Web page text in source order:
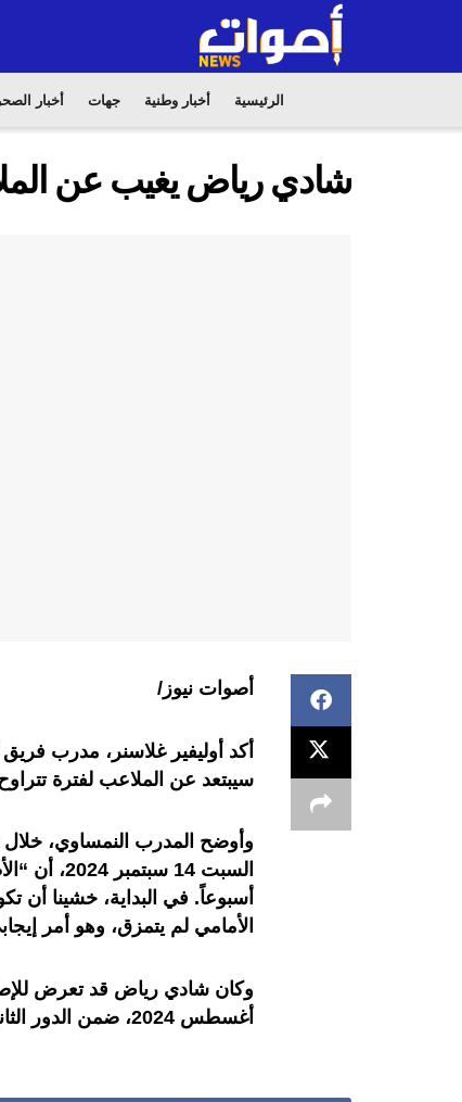
الرئيسية أخبار وطنية جهات أخبار
شادي رياض يغيب عن
أصوات نيوز/
أكد أوليفير غلاسنر، مدرب
سيبتعد عن الملاعب لفترة تتراوح بين 8 إلى 12 أسبوعاً بسبب
وأوضح المدرب النمساوي،
أسبوعاً. في البداية، خشينا أن
الأمامي لم يتمزق، وهو أمر
أغسطس 2024، ضمن الدور الثاني من كأس رابطة المحترفين الإنجليزية.